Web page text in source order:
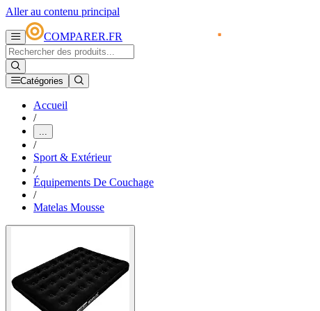
Aller au contenu principal
COMPARER.FR
Catégories
Accueil
/
...
/
Sport & Extérieur
/
Équipements De Couchage
/
Matelas Mousse